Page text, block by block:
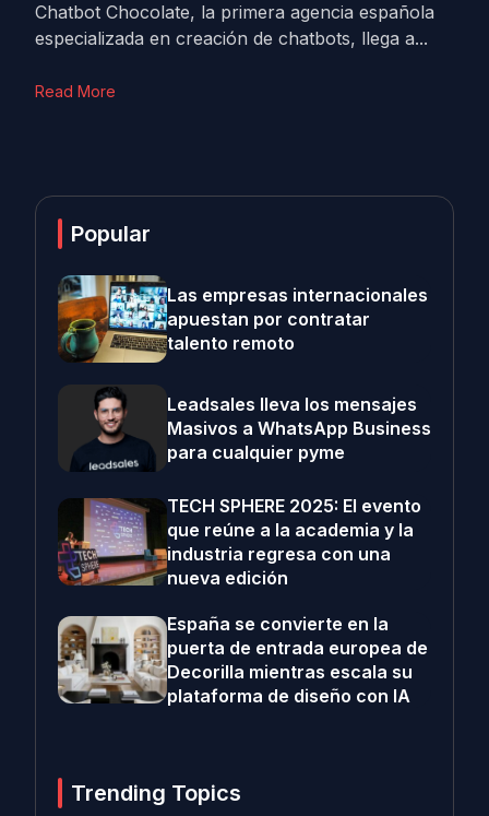
Chatbot Chocolate, la primera agencia española
especializada en creación de chatbots, llega a...
Read More
Popular
Las empresas internacionales
apuestan por contratar
talento remoto
Leadsales lleva los mensajes
Masivos a WhatsApp Business
para cualquier pyme
TECH SPHERE 2025: El evento
que reúne a la academia y la
industria regresa con una
nueva edición
España se convierte en la
puerta de entrada europea de
Decorilla mientras escala su
plataforma de diseño con IA
Trending Topics